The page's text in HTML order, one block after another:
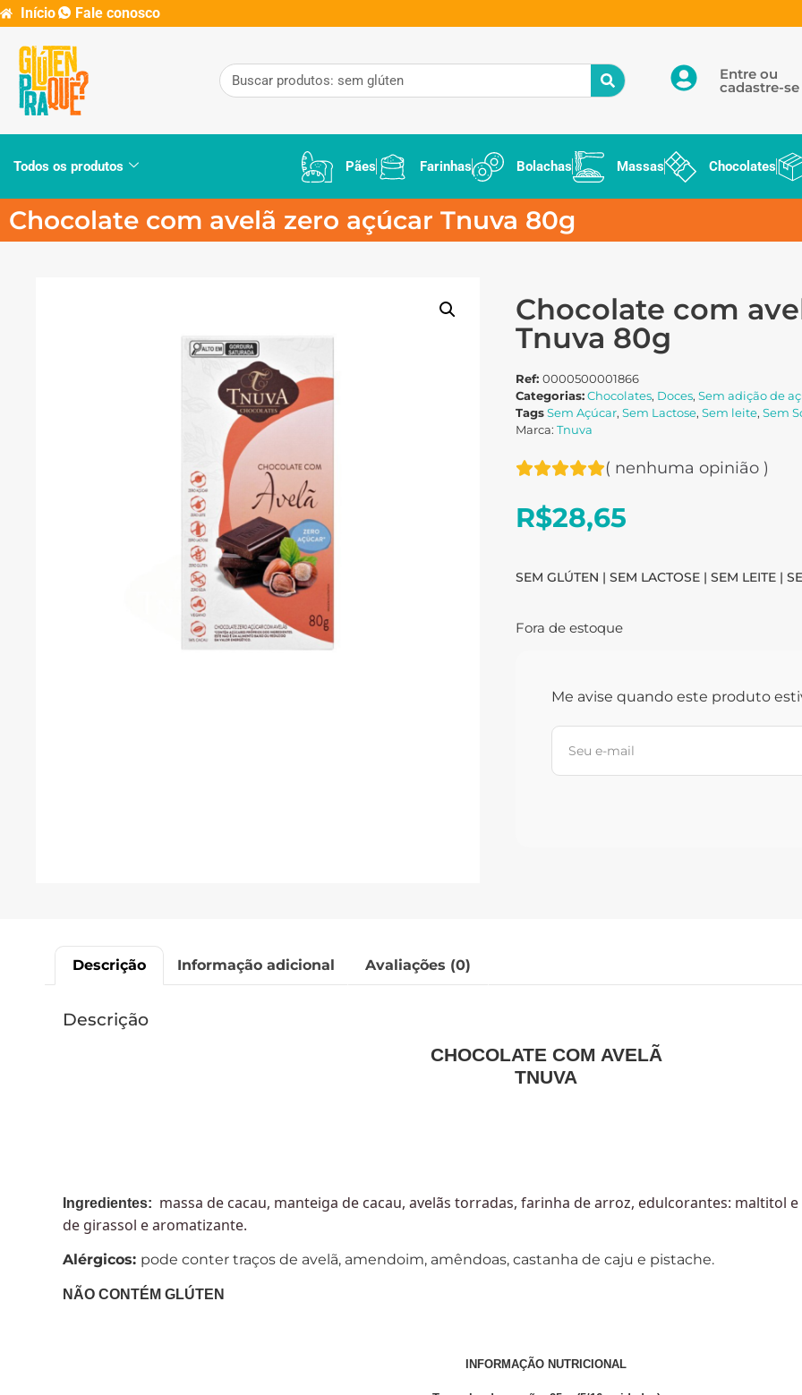
Início Fale conosco
Entre ou
cadastre-se
Todos os produtos Pães Farinhas Bolachas Massas Chocolates
Chocolate com avelã zero açúcar Tnuva 80g
Chocolate com
Tnuva 80g
Ref: 0000500001866
Categorias:Chocolates, Doces, Sem adição de
TagsSem Açúcar, Sem Lactose, Sem leite, Sem
Marca: Tnuva
( nenhuma opinião )
R$28,65
SEM GLÚTEN | SEM LACTOSE | SEM LEITE |
Fora de estoque
Me avise quando este produto
Descrição Informação adicional Avaliações (0)
Descrição
CHOCOLATE COM AVELÃ
TNUVA
Ingredientes: massa de cacau, manteiga de cacau, avelãs torradas, farinha de arroz, edulcorantes: maltitol
de girassol e aromatizante.
Alérgicos: pode conter traços de avelã, amendoim, amêndoas, castanha de caju e pistache.
NÃO CONTÉM GLÚTEN
INFORMAÇÃO NUTRICIONAL